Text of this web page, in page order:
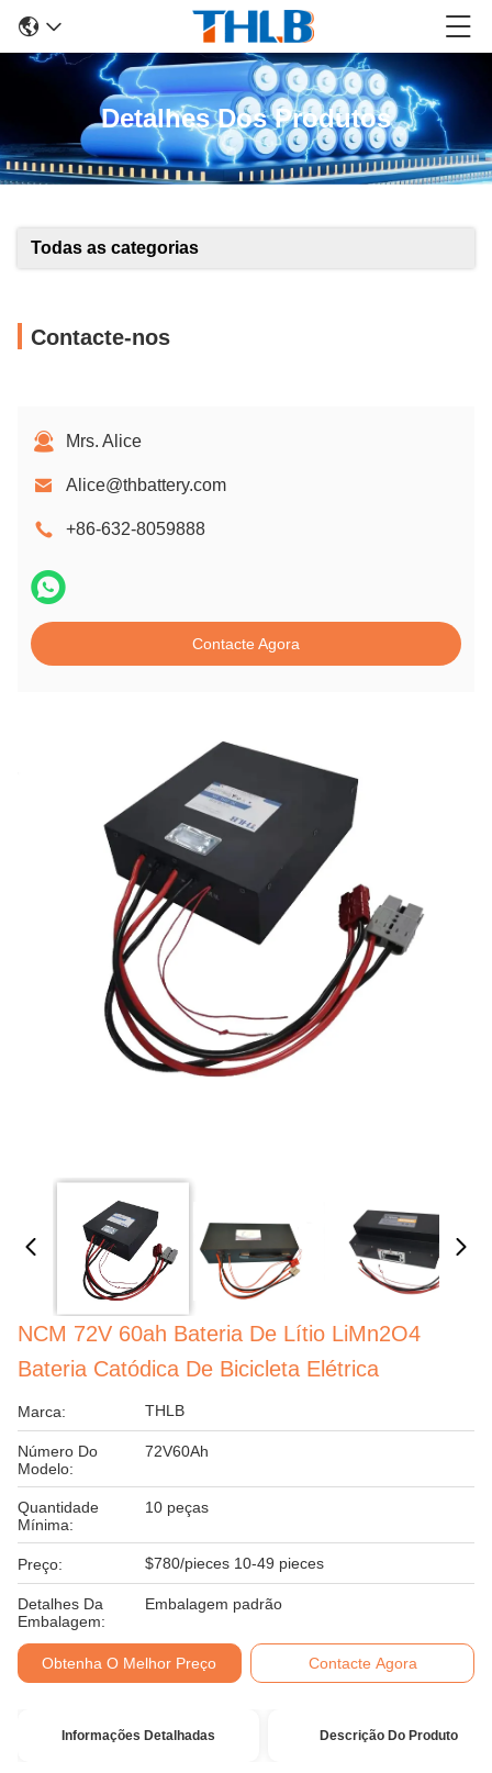
Detalhes Dos Produtos
Todas as categorias
Contacte-nos
Mrs. Alice
Alice@thbattery.com
+86-632-8059888
Contacte Agora
NCM 72V 60ah Bateria De Lítio LiMn2O4
Bateria Catódica De Bicicleta Elétrica
Marca: THLB
Número Do
Modelo:
72V60Ah
Quantidade
Mínima:
10 peças
Preço: $780/pieces 10-49 pieces
Detalhes Da
Embalagem:
Embalagem padrão
Obtenha O Melhor Preço Contacte Agora
Informações Detalhadas Descrição Do Produto